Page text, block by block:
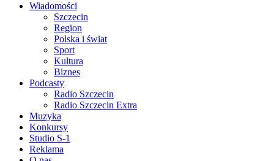
Wiadomości
Szczecin
Region
Polska i świat
Sport
Kultura
Biznes
Podcasty
Radio Szczecin
Radio Szczecin Extra
Muzyka
Konkursy
Studio S-1
Reklama